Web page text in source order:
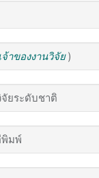
จ้าของงานวิจัย)
ยระดับชาติ
พิมพ์